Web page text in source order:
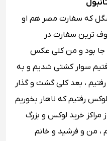
که سفارت مصر هم او
ترین سفارت در
جا بود و من کلی عکس
سوار کشتی شدیم و به
، بعد کلی گشت و گذار
رفتیم که ناهار بخوریم
مراکز خرید لوکس و بزرگ
، من و فرشید و خانم